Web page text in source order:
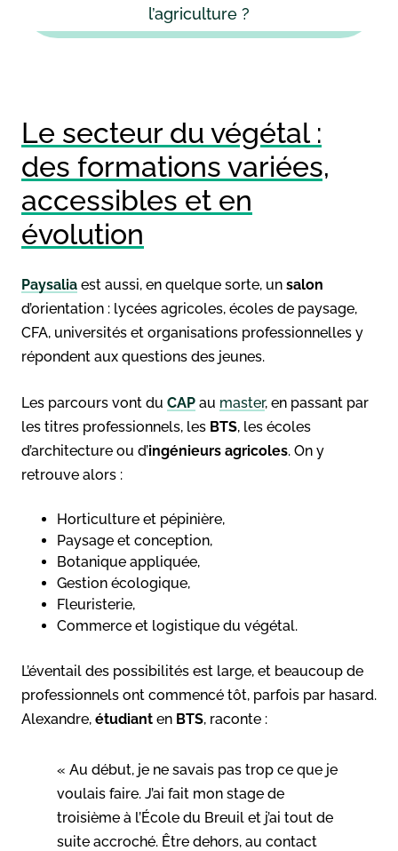
l’agriculture ?
Le secteur du végétal :
des formations variées,
accessibles et en
évolution
Paysalia est aussi, en quelque sorte, un salon
d’orientation : lycées agricoles, écoles de paysage,
CFA, universités et organisations professionnelles y
répondent aux questions des jeunes.
Les parcours vont du CAP au master, en passant par
les titres professionnels, les BTS, les écoles
d’architecture ou d’ingénieurs agricoles. On y
retrouve alors :
Horticulture et pépinière,
Paysage et conception,
Botanique appliquée,
Gestion écologique,
Fleuristerie,
Commerce et logistique du végétal.
L’éventail des possibilités est large, et beaucoup de
professionnels ont commencé tôt, parfois par hasard.
Alexandre, étudiant en BTS, raconte :
« Au début, je ne savais pas trop ce que je
voulais faire. J’ai fait mon stage de
troisième à l’École du Breuil et j’ai tout de
suite accroché. Être dehors, au contact